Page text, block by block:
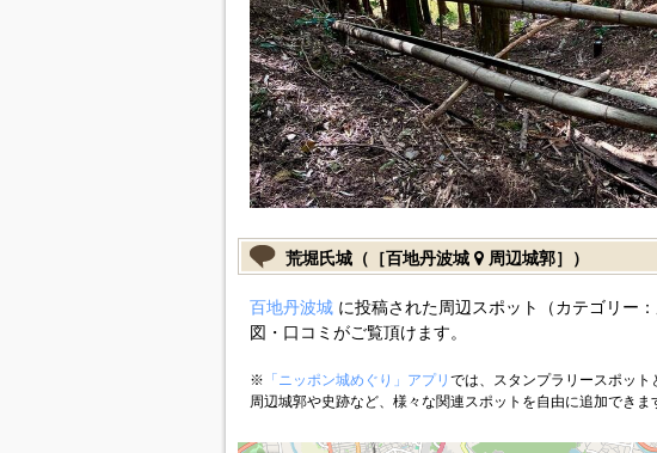
荒堀氏城（［百地丹波城 周辺城郭］）
百地丹波城に投稿された周辺スポット（カテゴリー
図・口コミがご覧頂けます。
※ 「ニッポン城めぐり」アプリ では、スタンプラリースポット
周辺城郭や史跡など、様々な関連スポットを自由に追加できま